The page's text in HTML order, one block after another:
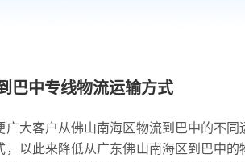
巴中专线物流运输方式
广大客户从佛山南海区物流到巴中的不同
，以此来降低从广东佛山南海区到巴中